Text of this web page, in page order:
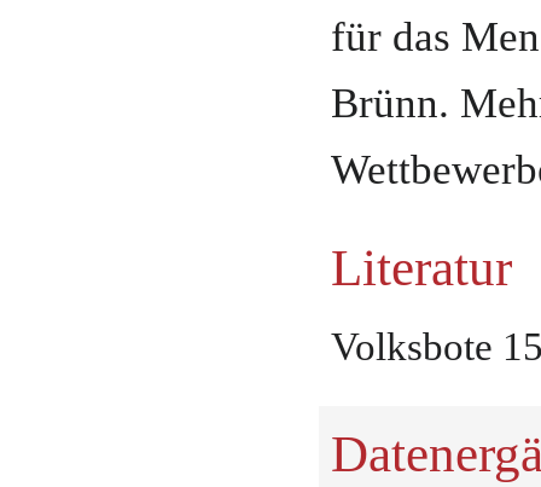
für das
Brünn.
Literatur
Volksbote